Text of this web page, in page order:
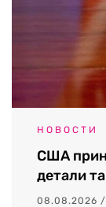
НОВОСТИ
США
детали
08.08.2026 /